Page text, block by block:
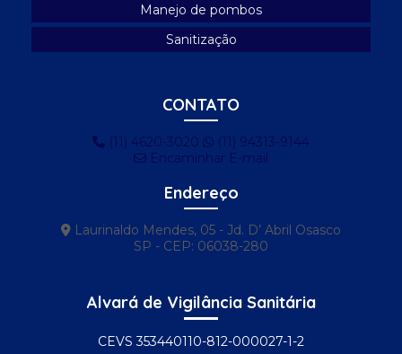
Limpeza e desinfecção de caixa d'água
Limpeza e manutenção de caixa d'água
Manejo de pombos urbanos
Proteção anti pombos
Proteção contra pombos ar condicionado
Proteção contra pombos no telhado
Serviço de controle de pombos
Serviço de controle de pragas
Manejo de pombos
Sanitização
CONTATO
(11) 4620-3020
(11) 94313-9144
Encaminhar E-mail
Endereço
Laurinaldo Mendes, 05 - Jd. D’ Abril Osasco
SP - CEP: 06038-280
Alvará de Vigilância Sanitária
CEVS 353440110-812-000027-1-2